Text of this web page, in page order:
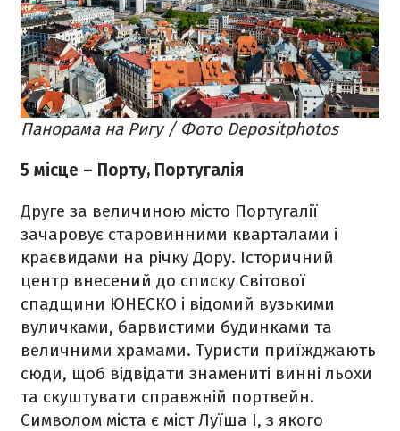
Панорама на Ригу / Фото Depositphotos
5 місце – Порту, Португалія
Друге за величиною місто Португалії
зачаровує старовинними кварталами і
краєвидами на річку Дору. Історичний
центр внесений до списку Світової
спадщини ЮНЕСКО і відомий вузькими
вуличками, барвистими будинками та
величними храмами. Туристи приїжджають
сюди, щоб відвідати знамениті винні льохи
та скуштувати справжній портвейн.
Символом міста є міст Луїша I, з якого